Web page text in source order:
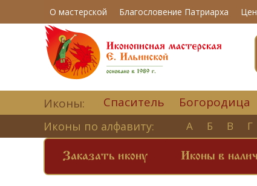
О мастерской Благословение Патриарха
Иконы: Спаситель Богородица
Иконы по алфавиту: А Б В Г
Заказать икону Иконы в